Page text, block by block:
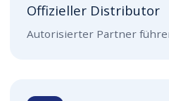
Offizieller Distributor
Autorisierter Partner